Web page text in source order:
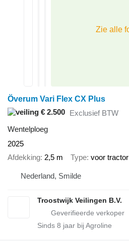
Överum Vari Flex CX Plus
€ 2.500 Exclusief BTW
Wentelploeg
2025
Afdekking 2,5 m Type voor tractor
Nederland, Smilde
Troostwijk Veilingen B.V.
Sinds 8 jaar bij Agroline